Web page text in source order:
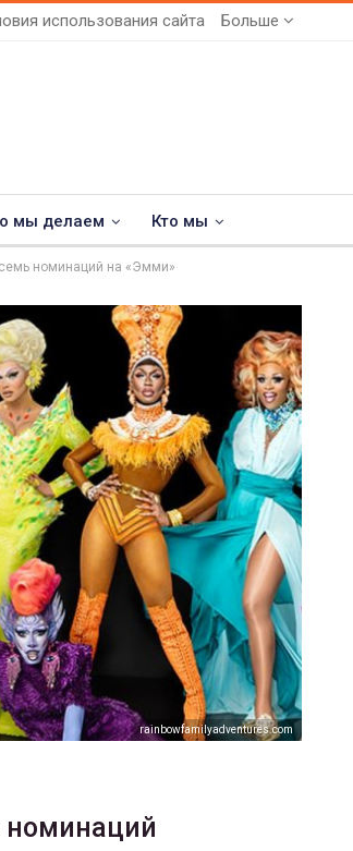
использования сайта Больше
мы делаем Кто мы
номинаций на «Эмми»
rainbowfamilyadventures.com
номинаций
ФОТО
В Берлине отпраздновали
легализацию гей-браков
Июл 2, 2017 0